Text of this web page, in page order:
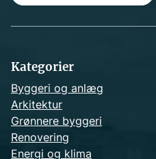
Kategorier
Byggeri og anlæg
Arkitektur
Grønnere byggeri
Renovering
Energi og klima